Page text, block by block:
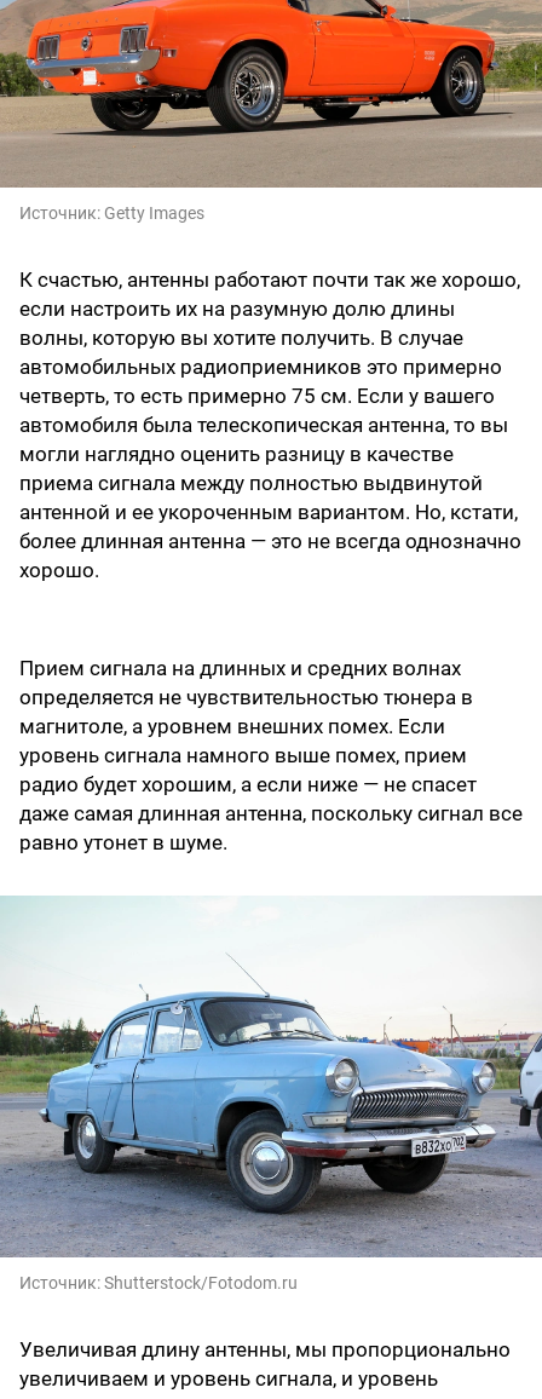
Источник: Getty Images
К счастью, антенны работают почти так же хорошо,
если настроить их на разумную долю длины
волны, которую вы хотите получить. В случае
автомобильных радиоприемников это примерно
четверть, то есть примерно 75 см. Если у вашего
автомобиля была телескопическая антенна, то вы
могли наглядно оценить разницу в качестве
приема сигнала между полностью выдвинутой
антенной и ее укороченным вариантом. Но, кстати,
более длинная антенна — это не всегда однозначно
хорошо.
Прием сигнала на длинных и средних волнах
определяется не чувствительностью тюнера в
магнитоле, а уровнем внешних помех. Если
уровень сигнала намного выше помех, прием
радио будет хорошим, а если ниже — не спасет
даже самая длинная антенна, поскольку сигнал все
равно утонет в шуме.
Источник:Shutterstock/Fotodom.ru
Увеличивая длину антенны, мы пропорционально
увеличиваем и уровень сигнала, и уровень